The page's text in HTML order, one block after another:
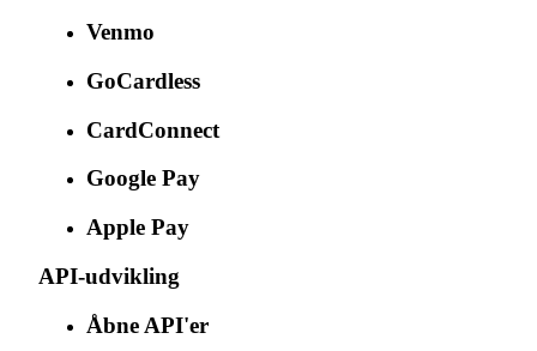
Venmo
GoCardless
CardConnect
Google Pay
Apple Pay
API-udvikling
Åbne API'er